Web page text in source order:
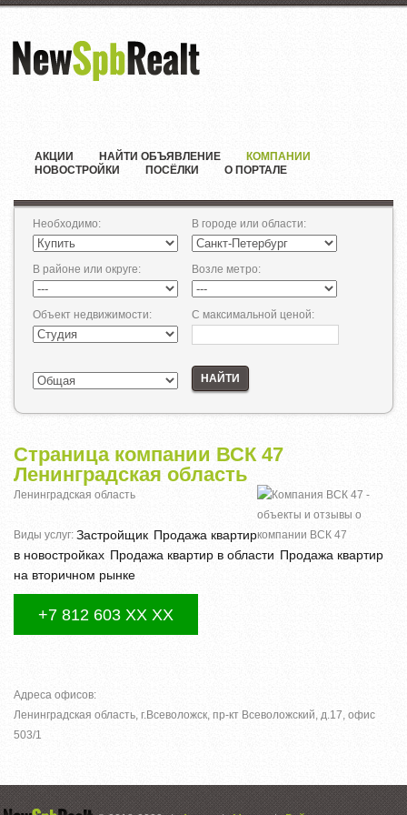
АКЦИИ НАЙТИ ОБЪЯВЛЕНИЕ
КОМПАНИИ
НОВОСТРОЙКИ
ПОСЁЛКИ О ПОРТАЛЕ
Необходимо: В городе или области:
В районе или округе: Возле метро:
Объект недвижимости: С максимальной ценой:
НАЙТИ
Страница компании ВСК 47
Ленинградская область
Ленинградская область
Виды услуг: Застройщик Продажа квартир
в новостройках Продажа квартир в области Продажа квартир
на вторичном рынке
+7 812 603 XX XX
Адреса офисов:
Ленинградская область, г.Всеволожск, пр-кт Всеволожский, д.17, офис
503/1